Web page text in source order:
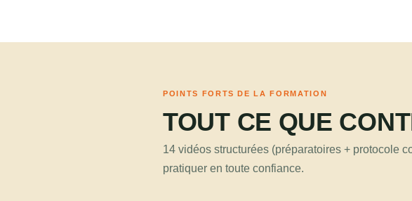
POINTS FORTS DE LA FORMATION
TOUT CE QUE
14 vidéos structurées (préparatoires + protocole
pratiquer en toute confiance.